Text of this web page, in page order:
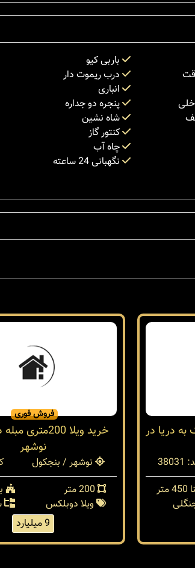
باربی کیو
درب ریموت دار
انباری
پنجره دو جداره
شاه نشین
کنتور گاز
چاه آب
نگهبانی 24 ساعته
دریا در
فروش فوری
خرید ویلا
نوشهر
نوشهر / بنجکول
بنا
ویلا دوبلکس
9 میلیارد